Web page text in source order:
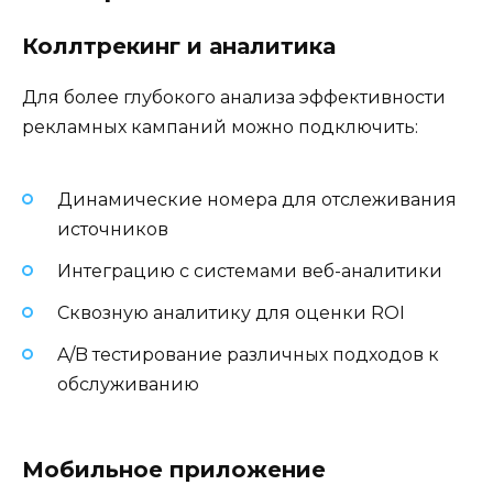
Коллтрекинг и аналитика
Для более глубокого анализа эффективности
рекламных кампаний можно подключить:
Динамические номера для отслеживания
источников
Интеграцию с системами веб-аналитики
Сквозную аналитику для оценки ROI
A/B тестирование различных подходов к
обслуживанию
Мобильное приложение